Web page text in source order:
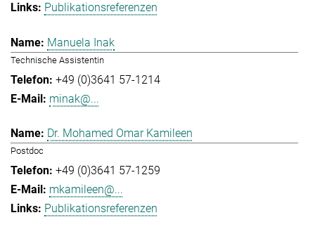
Publikationsreferenzen
Manuela Inak
Technische Assistentin
+49 (0)3641 57-1214
minak@...
Dr. Mohamed Omar Kamileen
Postdoc
+49 (0)3641 57-1259
mkamileen@...
Publikationsreferenzen